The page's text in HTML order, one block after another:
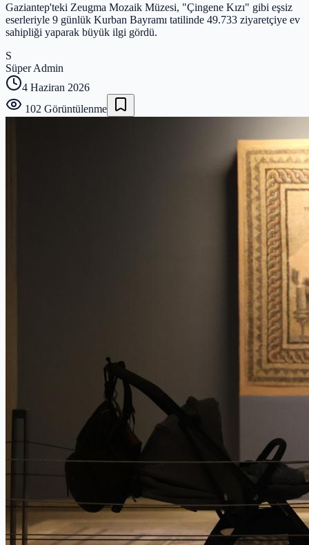
Gaziantep'teki Zeugma Mozaik Müzesi, "Çingene Kızı" gibi eşsiz
eserleriyle 9 günlük Kurban Bayramı tatilinde 49.733 ziyaretçiye ev
sahipliği yaparak büyük ilgi gördü.
S
Süper Admin
4 Haziran 2026
102 Görüntülenme